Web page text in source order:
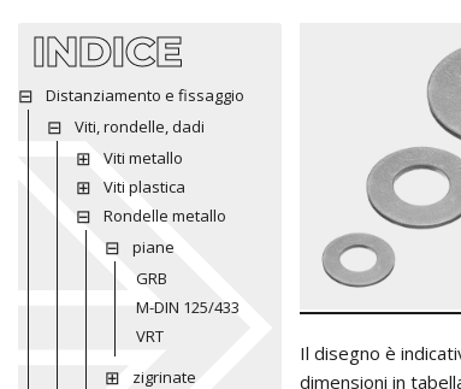
INDICE
Distanziamento e fissaggio
Viti, rondelle, dadi
Viti metallo
Viti plastica
Rondelle metallo
piane
GRB
M-DIN 125/433
VRT
zigrinate
Il disegno è
dimensioni in